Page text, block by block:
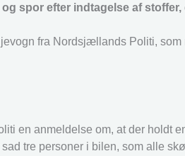
spor efter indtagelse af
fra Nordsjællands Politi,
en anmeldelse om, at der holdt
tre personer i bilen, som alle